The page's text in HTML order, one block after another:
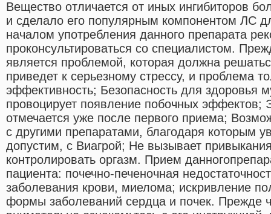
Вещество отличается от иных ингибиторов
и сделало его популярным компонентом ЛС
началом употребления данного препарата
проконсультироваться со специалистом.
является проблемой, которая должна
приведет к серьезному стрессу, и проблема
эффективность; Безопасность для здоровья
провоцирует появление побочных эффектов;
отмечается уже после первого приема;
с другими препаратами, благодаря которым
допустим, с Виагрой; Не вызывает
контролировать оргазм. Прием
пациента: почечно-печеночная
заболевания крови, миелома; искривление
формы заболеваний сердца и почек. Прежде